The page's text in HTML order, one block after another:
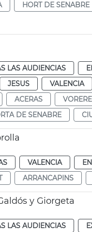
HORT DE SENABRE
LAS AUDIENCIAS
JESUS VALENCIA
ACERAS
DE SENABRE
VALENCIA
ARRANCAPINS
y Giorgeta
LAS AUDIENCIAS